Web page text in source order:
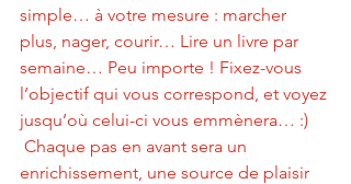
simple… à votre mesure : marcher
plus, nager, courir… Lire un livre par
semaine… Peu importe ! Fixez-vous
l’objectif qui vous correspond, et voyez
jusqu’où celui-ci vous emmènera… :)
Chaque pas en avant sera un
enrichissement, une source de plaisir